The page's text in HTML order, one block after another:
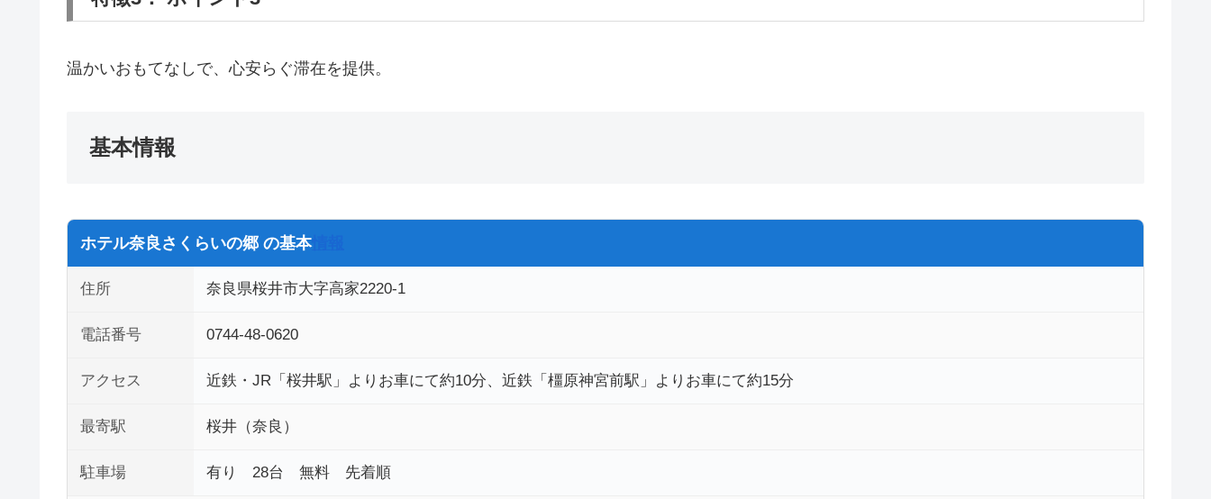
温かいおもてなしで、心安らぐ滞在を提供。
基本情報
ホテル奈良さくらいの郷 の基本情報
住所 奈良県桜井市大字高家2220-1
電話番号 0744-48-0620
アクセス 近鉄・JR「桜井駅」よりお車にて約10分、近鉄「橿原神宮前駅」よりお車にて約15分
最寄駅 桜井（奈良）
駐車場 有り 28台 無料 先着順